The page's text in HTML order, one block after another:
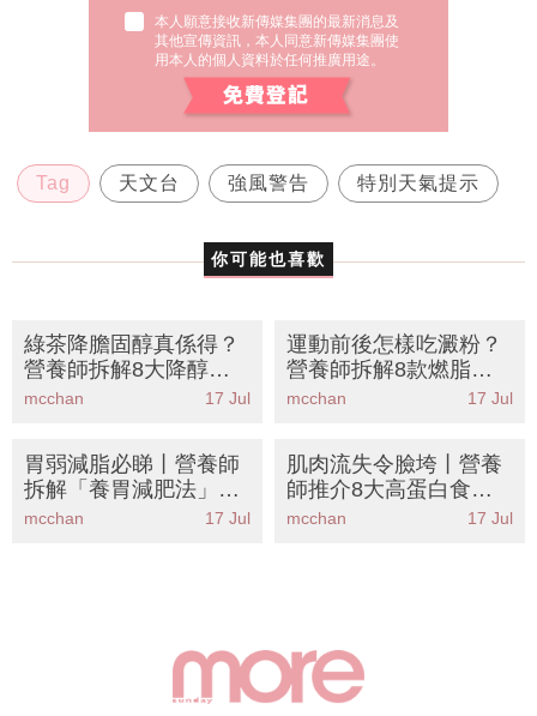
本人願意接收新傳媒集團的最新消息及
其他宣傳資訊，本人同意新傳媒集團使
用本人的個人資料於任何推廣用途。
Tag 天文台 強風警告 特別天氣提示
你可能也喜歡
綠茶降膽固醇真係得？
營養師拆解8大降醇神
級食物丨附正確飲法與
mcchan 17 Jul
運動前後怎樣吃澱粉？
營養師拆解8款燃脂修
復碳水食物丨食錯時間
mcchan 17 Jul
胃弱減脂必睇丨營養師
拆解「養胃減肥法」！
8大溫和食物食住瘦告
mcchan 17 Jul
肌肉流失令臉垮丨營養
師推介8大高蛋白食物
撐起蘋果肌告別包包面
mcchan 17 Jul